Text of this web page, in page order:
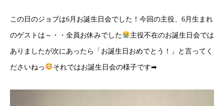
この日のジョブは6月お誕生日会でした！今回の主役、6月生まれ
のゲストは～・・全員お休みでした 主役不在のお誕生日会では
ありましたが次にあったら「お誕生日おめでとう！」と言ってく
ださいねっ それではお誕生日会の様子です➡